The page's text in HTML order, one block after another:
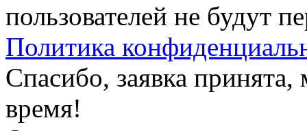
пользователей не будут
Политика
Спасибо, заявка
время!